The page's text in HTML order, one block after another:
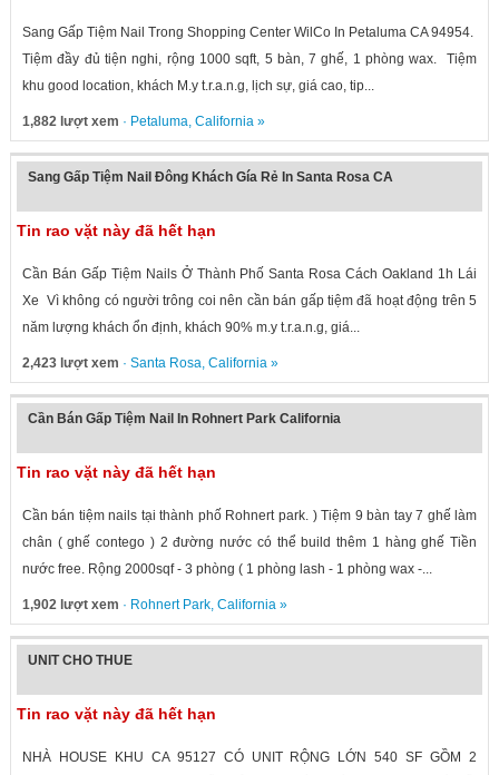
Sang Gấp Tiệm Nail Trong Shopping Center WilCo In Petaluma CA 94954.
Tiệm đầy đủ tiện nghi, rộng 1000 sqft, 5 bàn, 7 ghế, 1 phòng wax. Tiệm
khu good location, khách M.y t.r.a.n.g, lịch sự, giá cao, tip...
1,882 lượt xem · Petaluma, California»
Sang Gấp Tiệm Nail Đông Khách Gía Rẻ In Santa Rosa CA
Tin rao vặt này đã hết hạn
Cần Bán Gấp Tiệm Nails Ở Thành Phố Santa Rosa Cách Oakland 1h Lái
Xe Vì không có người trông coi nên cần bán gấp tiệm đã hoạt động trên 5
năm lượng khách ổn định, khách 90% m.y t.r.a.n.g, giá...
2,423 lượt xem · Santa Rosa, California»
Cần Bán Gấp Tiệm Nail In Rohnert Park California
Tin rao vặt này đã hết hạn
Cần bán tiệm nails tại thành phố Rohnert park. ) Tiệm 9 bàn tay 7 ghế làm
chân ( ghế contego ) 2 đường nước có thể build thêm 1 hàng ghế Tiền
nước free. Rộng 2000sqf - 3 phòng ( 1 phòng lash - 1 phòng wax -...
1,902 lượt xem · Rohnert Park, California»
UNIT CHO THUE
Tin rao vặt này đã hết hạn
NHÀ HOUSE KHU CA 95127 CÓ UNIT RỘNG LỚN 540 SF GỒM 2